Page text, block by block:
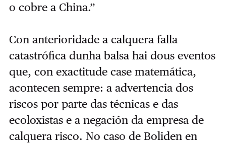
o cobre a China.”
Con anterioridade a calquera falla
catastrófica dunha balsa hai dous eventos
que, con exactitude case matemática,
acontecen sempre: a advertencia dos
riscos por parte das técnicas e das
ecoloxistas e a negación da empresa de
calquera risco. No caso de Boliden en